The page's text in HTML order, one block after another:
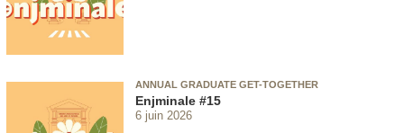
ANNUAL GRADUATE GET-TOGETHER
Enjminale #15
6 juin 2026